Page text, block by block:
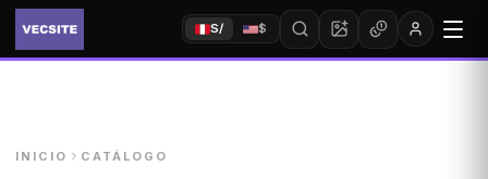
S/ $
INICIO CATÁLOGO